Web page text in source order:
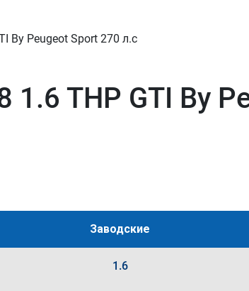
By Peugeot Sport 270 л.с
THP GTI By
Заводские
1.6